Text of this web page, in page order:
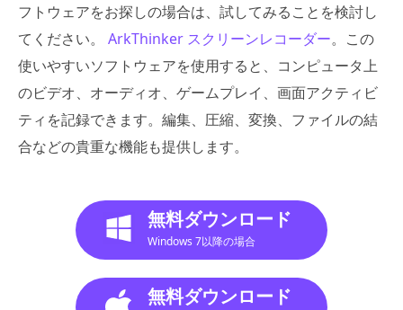
フトウェアをお探しの場合は、試してみることを検討し
てください。 ArkThinker スクリーンレコーダー。この
使いやすいソフトウェアを使用すると、コンピュータ上
のビデオ、オーディオ、ゲームプレイ、画面アクティビ
ティを記録できます。編集、圧縮、変換、ファイルの結
合などの貴重な機能も提供します。
無料ダウンロード
Windows 7以降の場合
無料ダウンロード